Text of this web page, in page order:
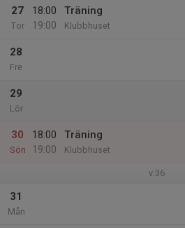
27
Tor
18:00
19:00
Träning
Klubbhuset
28
Fre
29
Lör
30
Sön
18:00
19:00
Träning
Klubbhuset
v.36
31
Mån